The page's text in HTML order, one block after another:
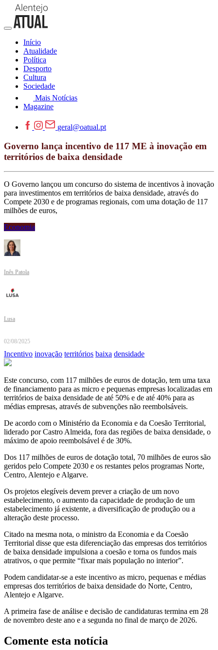
Início
Atualidade
Política
Desporto
Cultura
Sociedade
Mais Notícias
Magazine
geral@oatual.pt
Governo lança incentivo de 117 ME à inovação em
territórios de baixa densidade
O Governo lançou um concurso do sistema de incentivos à inovação
para investimentos em territórios de baixa densidade, através do
Compete 2030 e de programas regionais, com uma dotação de 117
milhões de euros,
Economia
Inês Patola
Lusa
02/08/2025
Incentivo inovação territórios baixa densidade
Este concurso, com 117 milhões de euros de dotação, tem uma taxa
de financiamento para as micro e pequenas empresas localizadas em
territórios de baixa densidade de até 50% e de até 40% para as
médias empresas, através de subvenções não reembolsáveis.
De acordo com o Ministério da Economia e da Coesão Territorial,
liderado por Castro Almeida, fora das regiões de baixa densidade, o
máximo de apoio reembolsável é de 30%.
Dos 117 milhões de euros de dotação total, 70 milhões de euros são
geridos pelo Compete 2030 e os restantes pelos programas Norte,
Centro, Alentejo e Algarve.
Os projetos elegíveis devem prever a criação de um novo
estabelecimento, o aumento da capacidade de produção de um
estabelecimento já existente, a diversificação de produção ou a
alteração deste processo.
Citado na mesma nota, o ministro da Economia e da Coesão
Territorial disse que esta diferenciação das empresas dos territórios
de baixa densidade impulsiona a coesão e torna os fundos mais
atrativos, o que permite “fixar mais população no interior”.
Podem candidatar-se a este incentivo as micro, pequenas e médias
empresas dos territórios de baixa densidade do Norte, Centro,
Alentejo e Algarve.
A primeira fase de análise e decisão de candidaturas termina em 28
de novembro deste ano e a segunda no final de março de 2026.
Comente esta notícia